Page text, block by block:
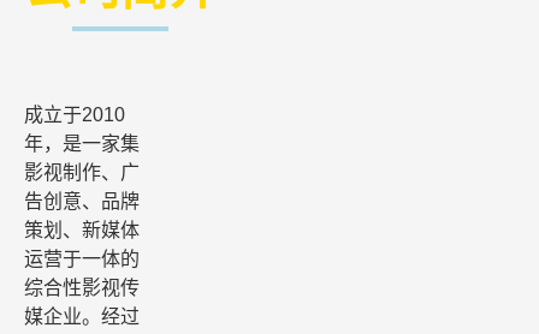
成立于2010
年，是一家集
影视制作、广
告创意、品牌
策划、新媒体
运营于一体的
综合性影视传
媒企业。经过